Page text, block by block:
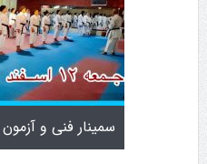
سمینار فنی و